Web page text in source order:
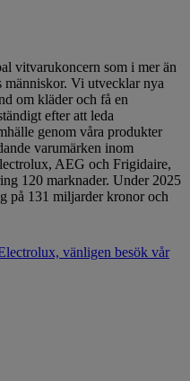
vitvarukoncern som i mer än
Vi utvecklar nya
om kläder och få en
efter att leda
genom våra produkter
varumärken inom
AEG och Frigidaire,
120 marknader. Under 2025
på 131 miljarder kronor och
vänligen besök vår